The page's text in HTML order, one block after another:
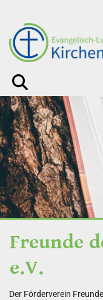
Freunde
e.V.
Der Förderverein